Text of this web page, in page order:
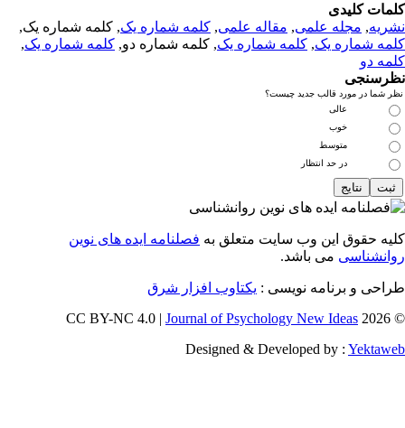
کلیدی
,مجله علمی, مقاله علمی, کلمه شماره یک, کلمه شماره یک,
شماره یک,کلمه شماره یک, کلمه شماره دو,کلمه شماره یک,
دو
شما در مورد قالب جدید چیست؟
عالی
خوب
متوسط
در حد انتظار
حقوق این وب سایت متعلق بهفصلنامه ایده های نوین
می باشد.
و برنامه نویسی : یکتاوب افزار شرق
©
Journal of Psychology New Ideas
Designed & Developed by :